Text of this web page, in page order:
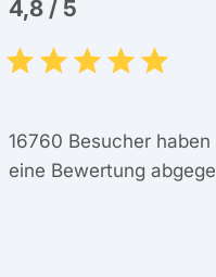
4,8 / 5
16760 Besucher
eine Bewertung